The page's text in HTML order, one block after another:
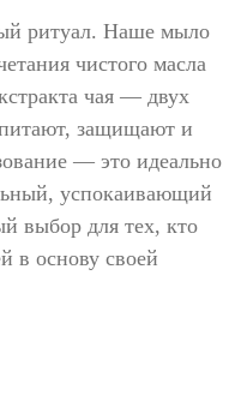
ритуал. Наше мыло
чистого масла
чая — двух
защищают и
— это идеально
успокаивающий
выбор для тех, кто
в основу своей